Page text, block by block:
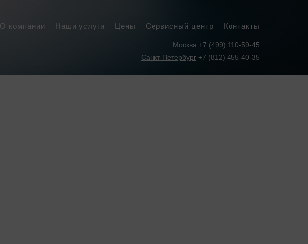
О компании Наши услуги Цены Сервисный центр Контакты
Москва +7 (499) 110-59-45
Санкт-Петербург +7 (812) 455-40-35